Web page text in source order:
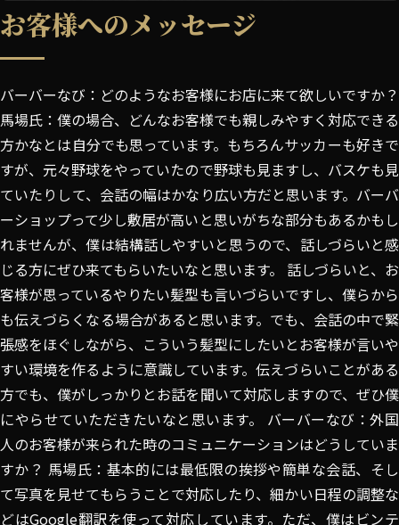
お客様へのメッセージ
バーバーなび：どのようなお客様にお店に来て欲しいですか？
馬場氏：僕の場合、どんなお客様でも親しみやすく対応できる
方かなとは自分でも思っています。もちろんサッカーも好きで
すが、元々野球をやっていたので野球も見ますし、バスケも見
ていたりして、会話の幅はかなり広い方だと思います。バーバ
ーショップって少し敷居が高いと思いがちな部分もあるかもし
れませんが、僕は結構話しやすいと思うので、話しづらいと感
じる方にぜひ来てもらいたいなと思います。 話しづらいと、お
客様が思っているやりたい髪型も言いづらいですし、僕らから
も伝えづらくなる場合があると思います。でも、会話の中で緊
張感をほぐしながら、こういう髪型にしたいとお客様が言いや
すい環境を作るように意識しています。伝えづらいことがある
方でも、僕がしっかりとお話を聞いて対応しますので、ぜひ僕
にやらせていただきたいなと思います。 バーバーなび：外国
人のお客様が来られた時のコミュニケーションはどうしていま
すか？ 馬場氏：基本的には最低限の挨拶や簡単な会話、そし
て写真を見せてもらうことで対応したり、細かい日程の調整な
どはGoogle翻訳を使って対応しています。ただ、僕はビンテ